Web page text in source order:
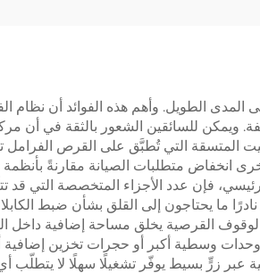
الطويل. وأهم هذه الفوائد أن نظام
ويمكن للسائقين الشعور بالثقة في أن
المتسقة التي تُطبَّق على القرص الفرامل
انخفاض متطلبات الصيانة مقارنةً بأنظمة
فإن عدد الأجزاء المتخصصة التي قد
ما يحتاجون إلى القلق بشأن ضبط الكابلات
القرصية يخلق مساحة إضافية داخل
وسطية أكبر أو حجرات تخزين إضافية
عبر زرٍّ بسيط يوفّر تشغيلًا سهلًا لا